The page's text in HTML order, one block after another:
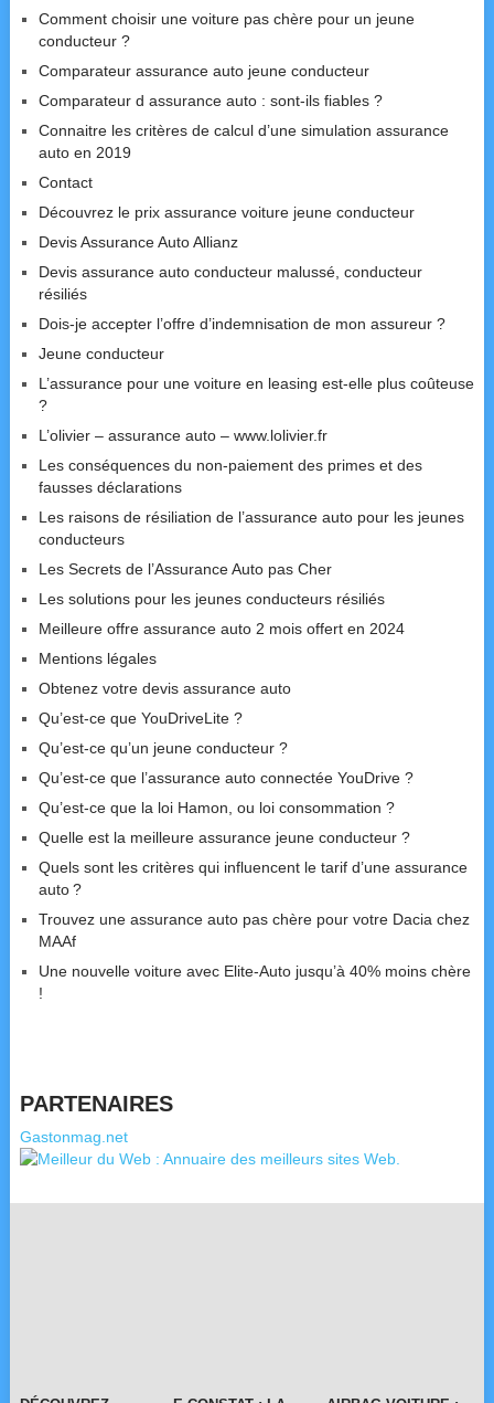
Comment choisir une voiture pas chère pour un jeune
conducteur ?
Comparateur assurance auto jeune conducteur
Comparateur d assurance auto : sont-ils fiables ?
Connaitre les critères de calcul d’une simulation assurance
auto en 2019
Contact
Découvrez le prix assurance voiture jeune conducteur
Devis Assurance Auto Allianz
Devis assurance auto conducteur malussé, conducteur
résiliés
Dois-je accepter l’offre d’indemnisation de mon assureur ?
Jeune conducteur
L’assurance pour une voiture en leasing est-elle plus coûteuse
?
L’olivier – assurance auto – www.lolivier.fr
Les conséquences du non-paiement des primes et des
fausses déclarations
Les raisons de résiliation de l’assurance auto pour les jeunes
conducteurs
Les Secrets de l’Assurance Auto pas Cher
Les solutions pour les jeunes conducteurs résiliés
Meilleure offre assurance auto 2 mois offert en 2024
Mentions légales
Obtenez votre devis assurance auto
Qu’est-ce que YouDriveLite ?
Qu’est-ce qu’un jeune conducteur ?
Qu’est-ce que l’assurance auto connectée YouDrive ?
Qu’est-ce que la loi Hamon, ou loi consommation ?
Quelle est la meilleure assurance jeune conducteur ?
Quels sont les critères qui influencent le tarif d’une assurance
auto ?
Trouvez une assurance auto pas chère pour votre Dacia chez
MAAf
Une nouvelle voiture avec Elite-Auto jusqu’à 40% moins chère
!
PARTENAIRES
Gastonmag.net